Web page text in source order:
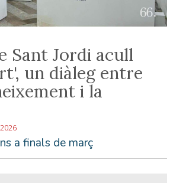
Sant Jordi acull
un diàleg entre
i la
a finals de març